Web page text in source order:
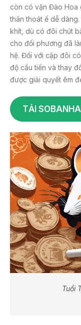
còn có vận Đào Hoa
thân thoát ế dễ
khít, dù có đôi chút
cho đối phương đã
hệ. Đối với cặp đôi
độ cầu tiến và thay
được giải quyết êm
TẢI
Tuổi